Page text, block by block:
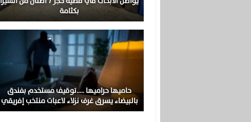
بكثامة
حاميها حراميها …..توقيف مستخدم بفندق
بالبيضاء يسرق غرف نزلاء لاعبات منتخب إفريقي